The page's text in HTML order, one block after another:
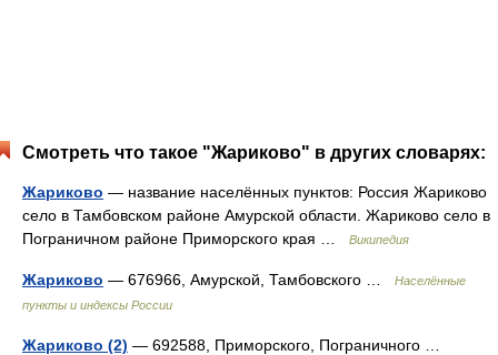
Смотреть что такое "Жариково" в других словарях:
Жариково — название населённых пунктов: Россия Жариково
село в Тамбовском районе Амурской области. Жариково село в
Пограничном районе Приморского края …
Википедия
Жариково — 676966, Амурской, Тамбовского …
Населённые
пункты и индексы России
Жариково (2) — 692588, Приморского, Пограничного …